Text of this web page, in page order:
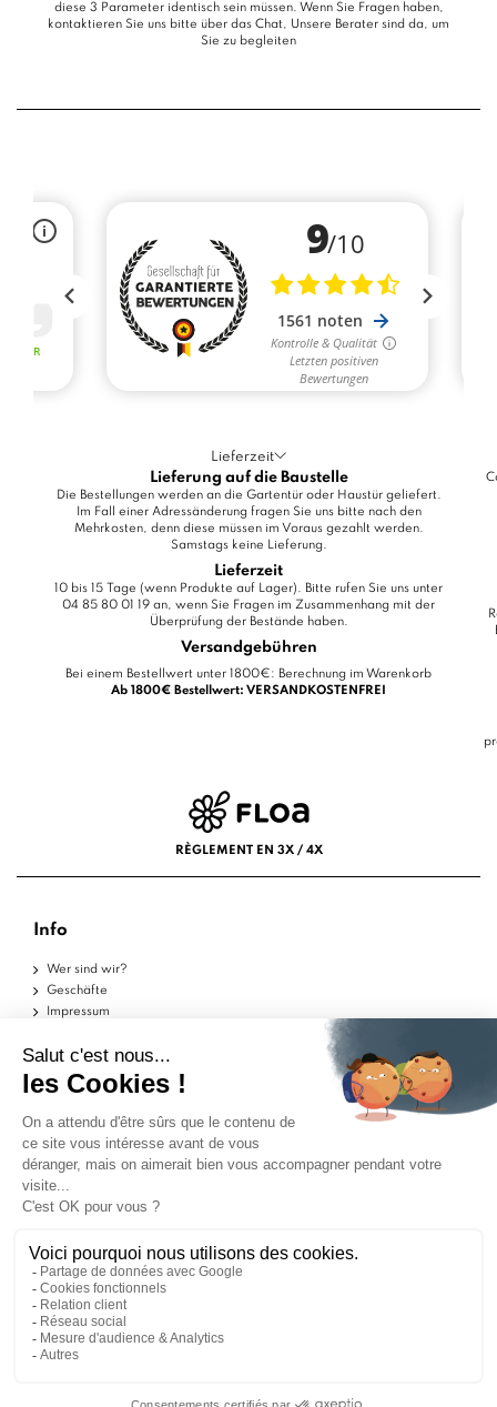
diese 3 Parameter identisch sein müssen. Wenn Sie Fragen haben,
kontaktieren Sie uns bitte über das Chat, Unsere Berater sind da, um
Sie zu begleiten
Lieferzeit
Lieferung auf die Baustelle
Die Bestellungen werden an die Gartentür oder Haustür geliefert.
Im Fall einer Adressänderung fragen Sie uns bitte nach den
Mehrkosten, denn diese müssen im Voraus gezahlt werden.
Samstags keine Lieferung.
Lieferzeit
10 bis 15 Tage (wenn Produkte auf Lager). Bitte rufen Sie uns unter
04 85 80 01 19 an, wenn Sie Fragen im Zusammenhang mit der
Überprüfung der Bestände haben.
Versandgebühren
Bei einem Bestellwert unter 1800€: Berechnung im Warenkorb
Ab 1800€ Bestellwert: VERSANDKOSTENFREI
RÈGLEMENT EN 3X / 4X
Info
Wer sind wir?
Geschäfte
Impressum
Datenschutzerklärung
Hilfe
Musterstücke
Lieferungen
Rückgaben
FAQs
Kontakt
Händler zugelassen von Gesellschaft für Garantierte
Bewertungen,Klicken Sie hier
SIE REDEN ÜBER UNS